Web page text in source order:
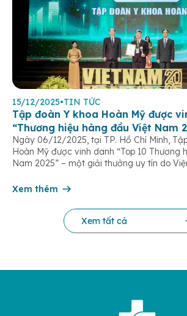
15/12/2025•TIN TỨC
Tập đoàn Y khoa Hoàn Mỹ được
“Thương hiệu hàng đầu Việt Nam
Ngày 06/12/2025, tại TP. Hồ Chí Minh,
Hoàn Mỹ được vinh danh “Top 10 Thương
Nam 2025” – một giải thưởng uy tín do
cứu Phát triển Doanh nghiệp Châu Á […]
Xem thêm
Xem tất cả